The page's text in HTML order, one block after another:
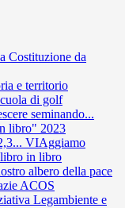
Costituzione da
e territorio
di golf
seminando...
libro" 2023
VIAggiamo
in libro
albero della pace
ACOS
Legambiente e